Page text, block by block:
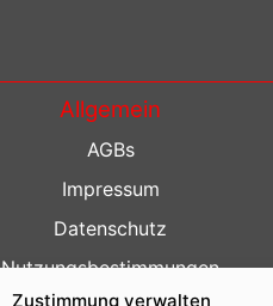
Zustimmung verwalten
Allgemein
AGBs
Impressum
Datenschutz
Nutzungsbestimmungen